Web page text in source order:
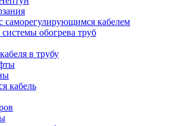
саморегулирующимся кабелем
обогрева труб
в трубу
кабель